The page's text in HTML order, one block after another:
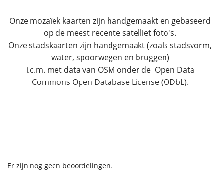
Onze mozaïek kaarten zijn handgemaakt en gebaseerd
op de meest recente satelliet foto's.
Onze stadskaarten zijn handgemaakt (zoals stadsvorm,
water, spoorwegen en bruggen)
i.c.m. met data van OSM onder de Open Data
Commons Open Database License (ODbL).
Er zijn nog geen beoordelingen.